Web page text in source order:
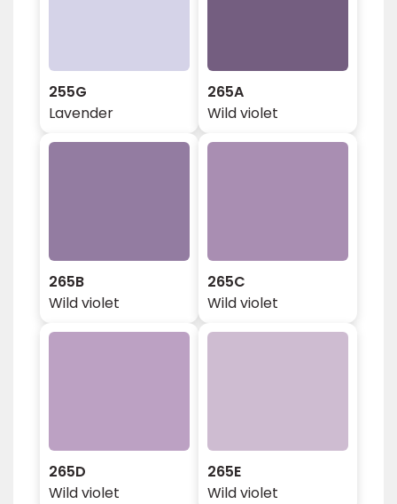
255G
Lavender
265A
Wild violet
265B
Wild violet
265C
Wild violet
265D
Wild violet
265E
Wild violet